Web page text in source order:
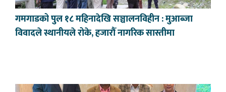
गमगाडको पुल १८ महिनादेखि सञ्चालनविहीन : मुआब्जा
विवादले स्थानीयले रोके, हजारौँ नागरिक सास्तीमा